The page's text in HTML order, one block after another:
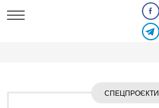
СПЕЦПРОЄКТИ